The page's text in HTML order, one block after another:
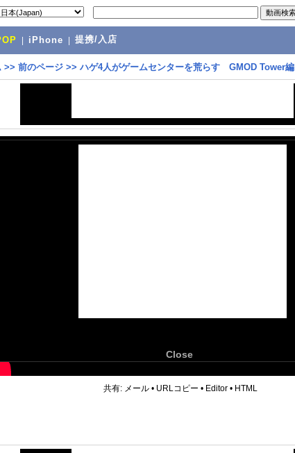
iPhone 提携/入店
>> 前のページ >> ハゲ4人がゲームセンターを荒らす GMOD Tower編
Close
共有: メール • URLコピー • Editor • HTML